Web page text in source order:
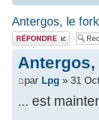
Antergos, le
Publier une réponse
par Lpg » 31
... est